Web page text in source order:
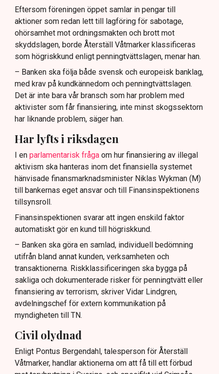
Eftersom föreningen öppet samlar in pengar till
aktioner som redan lett till lagföring för sabotage,
ohörsamhet mot ordningsmakten och brott mot
skyddslagen, borde Återställ Våtmarker klassificeras
som högriskkund enligt penningtvättslagen, menar han.
– Banken ska följa både svensk och europeisk banklag,
med krav på kundkännedom och penningtvättslagen.
Det är inte bara vår bransch som har problem med
aktivister som får finansiering, inte minst skogssektorn
har liknande problem, säger han.
Har lyfts i riksdagen
I en parlamentarisk fråga om hur finansiering av illegal
aktivism ska hanteras inom det finansiella systemet
hänvisade finansmarknadsminister Niklas Wykman (M)
till bankernas eget ansvar och till Finansinspektionens
tillsynsroll.
Finansinspektionen svarar att ingen enskild faktor
automatiskt gör en kund till högriskkund.
– Banken ska göra en samlad, individuell bedömning
utifrån bland annat kunden, verksamheten och
transaktionerna. Riskklassificeringen ska bygga på
sakliga och dokumenterade risker för penningtvätt eller
finansiering av terrorism, skriver Vidar Lindgren,
avdelningschef för extern kommunikation på
myndigheten till TN.
Civil olydnad
Enligt Pontus Bergendahl, talesperson för Återställ
Våtmarker, handlar aktionerna om att få till ett förbud